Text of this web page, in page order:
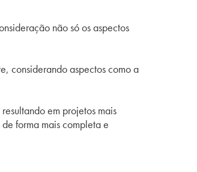
não só os aspectos
considerando aspectos como a
em projetos mais
forma mais completa e